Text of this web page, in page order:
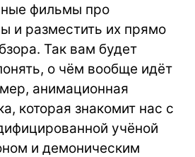
фильмы про
и разместить их прямо
Так вам будет
о чём вообще идёт
анимационная
которая знакомит нас с
учёной
и демоническим